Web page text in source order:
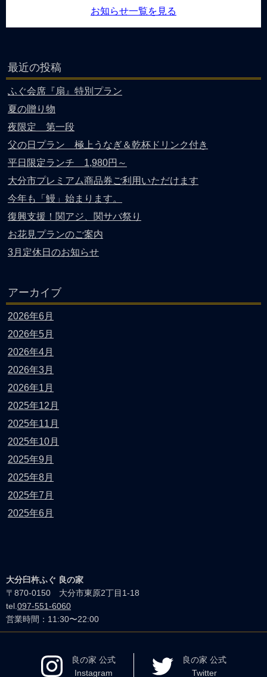
お知らせ一覧を見る
最近の投稿
ふぐ会席『扇』特別プラン
夏の贈り物
夜限定 第一段
父の日プラン 極上うなぎ＆乾杯ドリンク付き
平日限定ランチ 1,980円～
大分市プレミアム商品券ご利用いただけます
今年も「鰻」始まります。
復興支援！関アジ、関サバ祭り
お花見プランのご案内
3月定休日のお知らせ
アーカイブ
2026年6月
2026年5月
2026年4月
2026年3月
2026年1月
2025年12月
2025年11月
2025年10月
2025年9月
2025年8月
2025年7月
2025年6月
大分臼杵ふぐ 良の家
〒870-0150 大分市東原2丁目1-18
tel. 097-551-6060
営業時間：11:30〜22:00
良の家 公式
Instagram
良の家 公式
Twitter